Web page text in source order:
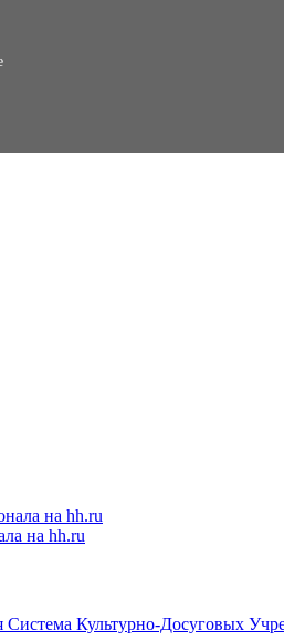
на hh.ru
Культурно-Досуговых